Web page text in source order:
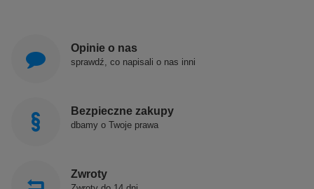
Opinie o nas
sprawdź, co napisali o nas inni
Bezpieczne zakupy
dbamy o Twoje prawa
Zwroty